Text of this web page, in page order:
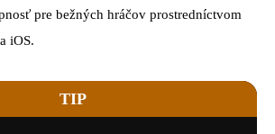
pre bežných hráčov prostredníctvom
iOS.
TIP